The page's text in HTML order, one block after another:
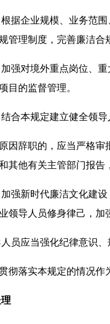
企业规模、业务范围
管理制度，完善廉洁
对境外重点岗位、重
目的监督管理。
本规定建立健全领导
辞职的，应当严格审
其他有关主管部门报
新时代廉洁文化建设
领导人员修身律己，
应当强化纪律意识、
落实本规定的情况作